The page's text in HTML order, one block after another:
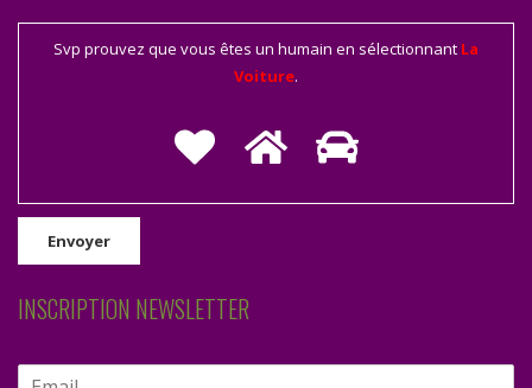
Svp prouvez que vous êtes un humain en sélectionnant La
Voiture.
INSCRIPTION NEWSLETTER